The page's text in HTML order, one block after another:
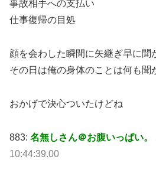
事故相手への支払い
仕事復帰の目処
顔を会わした瞬間に矢継ぎ早に聞
その日は俺の身体のことは何も聞
おかげで決心ついたけどね
883: 名無しさん＠お腹いっぱい。
10:44:39.00